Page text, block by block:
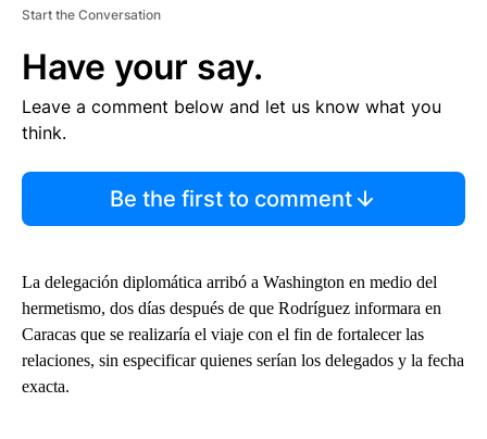
Start the Conversation
Have your say.
Leave a comment below and let us know what you
think.
Be the first to comment
La delegación diplomática arribó a Washington en medio del
hermetismo, dos días después de que Rodríguez informara en
Caracas que se realizaría el viaje con el fin de fortalecer las
relaciones, sin especificar quienes serían los delegados y la fecha
exacta.